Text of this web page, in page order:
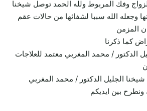
وفك المربوط ولله الحمد توصل شيخنا
وجعله الله سببا لشفائها من حالات عقم
المزمن
كما ذكرنا
الدكتور / محمد المغربي معتمد للعلاجات
الجليل الدكتور / محمد المغربي
ونطرح بين ايديكم